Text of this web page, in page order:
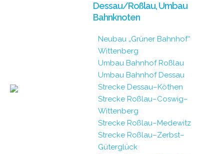
Dessau/Roßlau, Umbau
Bahnknoten
Neubau „Grüner Bahnhof“
Wittenberg
Umbau Bahnhof Roßlau
Umbau Bahnhof Dessau
Strecke Dessau–Köthen
Strecke Roßlau–Coswig–
Wittenberg
Strecke Roßlau–Medewitz
Strecke Roßlau–Zerbst–
Güterglück